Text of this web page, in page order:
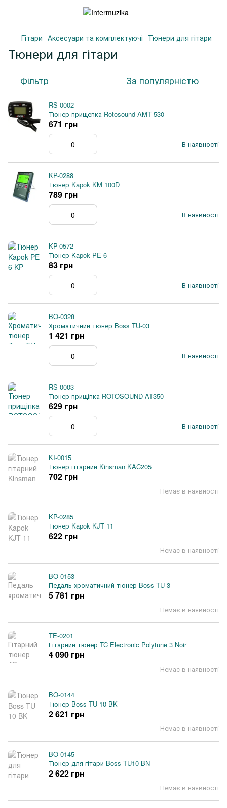
Гітари Аксесуари та комплектуючі Тюнери для гітари
Тюнери для гітари
Фільтр За популярністю
RS-0002
Тюнер-прищепка Rotosound AMT 530
В наявності
671 грн
KP-0288
Тюнер Kapok KM 100D
В наявності
789 грн
KP-0572
Тюнер Kapok PE 6
В наявності
83 грн
BO-0328
Хроматичний тюнер Boss TU-03
В наявності
1 421 грн
RS-0003
Тюнер-прищіпка ROTOSOUND AT350
В наявності
629 грн
KI-0015
Тюнер гітарний Kinsman KAC205
Немає в наявності
702 грн
KP-0285
Тюнер Kapok KJT 11
Немає в наявності
622 грн
BO-0153
Педаль хроматичний тюнер Boss TU-3
Немає в наявності
5 781 грн
TE-0201
Гітарний тюнер TC Electronic Polytune 3 Noir
Немає в наявності
4 090 грн
BO-0144
Тюнер Boss TU-10 BK
Немає в наявності
2 621 грн
BO-0145
Тюнер для гітари Boss TU10-BN
Немає в наявності
2 622 грн